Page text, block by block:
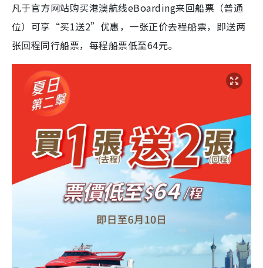
凡于官方网站购买港澳航线eBoarding来回船票（普通
位）可享“买1送2”优惠，一张正价去程船票，即送两
张回程同行船票，每程船票低至64元。